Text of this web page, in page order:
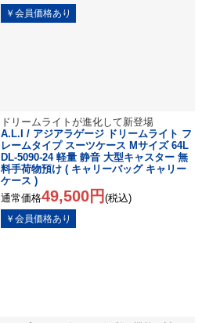
ドリームライトが進化して新登場
A.L.I / アジアラゲージ ドリームライト フ
レームタイプ スーツケース Mサイズ 64L
DL-5090-24 軽量 静音 大型キャスター 無
料手荷物預け ( キャリーバッグ キャリー
ケース )
通常価格49,500円 (税込)